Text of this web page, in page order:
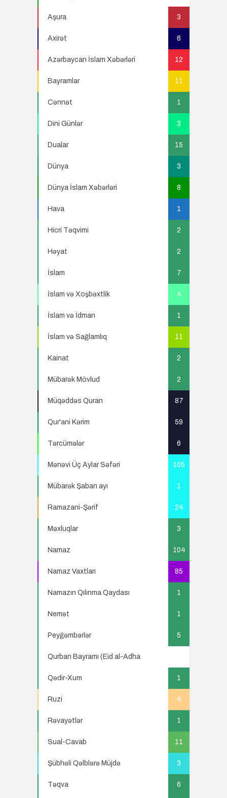
Aşura 3
Axirət 6
Azərbaycan İslam Xəbərləri 12
Bayramlar 11
Cənnət 1
Dini Günlər 3
Dualar 15
Dünya 3
Dünya İslam Xəbərləri 8
Hava 1
Hicri Təqvimi 2
Həyat 2
İslam 7
İslam və Xoşbəxtlik 4
İslam və İdman 1
İslam və Sağlamlıq 11
Kainat 2
Mübarək Mövlud 2
Müqəddəs Quran 87
Qur'ani Kərim 59
Tərcümələr 6
Mənəvi Üç Aylar Səfəri 105
Mübarək Şaban ayı 1
Ramazani-Şərif 24
Məxluqlar 3
Namaz 104
Namaz Vaxtları 85
Namazın Qılınma Qaydası 1
Nemət 1
Peyğəmbərlər 5
Qurban Bayramı (Eid al-Adha
Qədir-Xum 1
Ruzi 4
Rəvayətlər 1
Sual-Cavab 11
Şübhəli Qəlblərə Müjdə 3
Təqva 6